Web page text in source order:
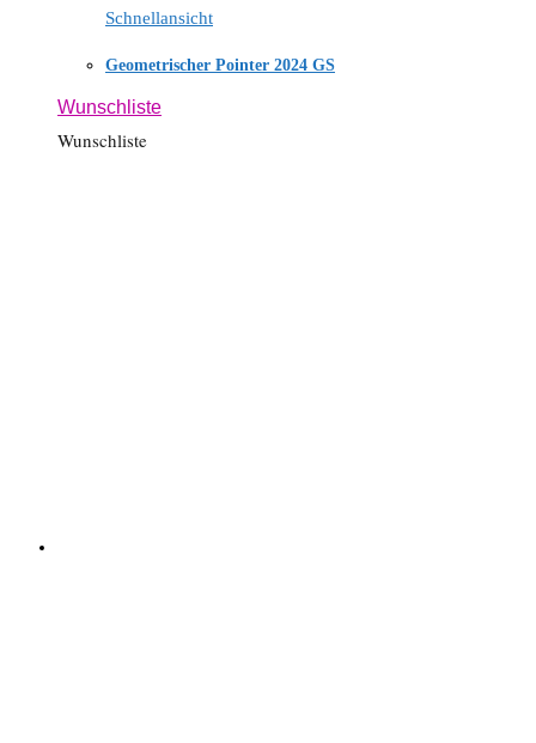
Schnellansicht
Geometrischer Pointer 2024 GS
Wunschliste
Wunschliste